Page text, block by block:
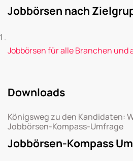
Jobbörsen nach
Jobbörsen für alle Branchen und
Downloads
Königsweg zu den Kandidaten:
Jobbörsen-Kompass-Umfrage
Jobbörsen-Kompass